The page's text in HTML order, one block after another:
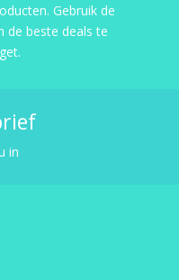
Gebruik de
de beste deals te
in